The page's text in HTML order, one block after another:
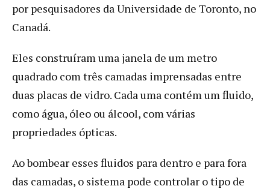
por pesquisadores da Universidade de Toronto, no
Canadá.
Eles construíram uma janela de um metro
quadrado com três camadas imprensadas entre
duas placas de vidro. Cada uma contém um fluido,
como água, óleo ou álcool, com várias
propriedades ópticas.
Ao bombear esses fluidos para dentro e para fora
das camadas, o sistema pode controlar o tipo de